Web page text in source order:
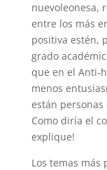
nuevoleonesa,
entre los más
positiva estén,
grado
que en el Anti-
menos
están
Como diría el
explique!
Los temas más